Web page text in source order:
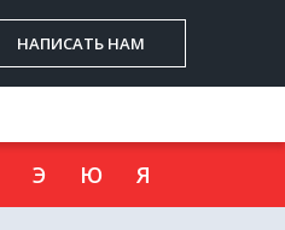
НАПИСАТЬ НАМ
Э Ю Я